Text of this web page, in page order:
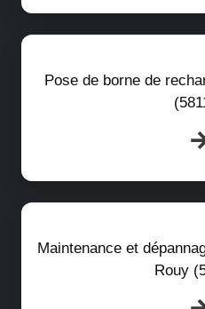
Pose de borne de
Maintenance et
Rouy